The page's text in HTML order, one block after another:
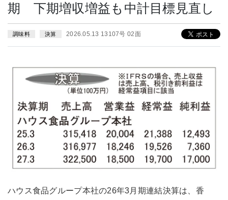
期 下期増収増益も中計目標見直し
調味料 決算 2026.05.13 13107号 02面
ハウス食品グループ本社の26年3月期連結決算は、香